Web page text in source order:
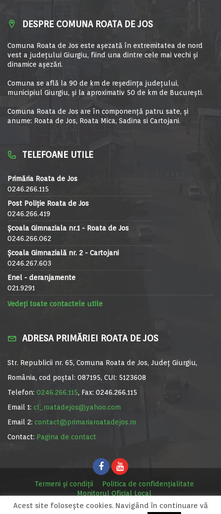
DESPRE COMUNA ROATA DE JOS
Comuna Roata de Jos este aşezată în extremitatea de nord
vest a judeţului Giurgiu, fiind una dintre cele mai vechi şi
dinamice aşezări.
Comuna se află la 90 de km de reşedinţa judeţului,
municipiul Giurgiu, şi la aproximativ 50 de km de Bucureşti.
Comuna Roata de Jos are în componență patru sate, și
anume: Roata de Jos, Roata Mica, Sadina si Cartojani.
TELEFOANE UTILE
Primăria Roata de Jos
0246.266.115
Post Poliție Roata de Jos
0246.266.419
Școala Gimnaziala nr.1 - Roata de Jos
0246.266.062
Școala Gimnazială nr. 2 - Cartojani
0246.267.603
Enel - deranjamente
021.9291
Vedeți toate contactele utile
ADRESA PRIMĂRIEI ROATA DE JOS
Str. Republicii nr. 65, Comuna Roata de Jos, Județ Giurgiu,
România, cod poștal: 087195, CUI: 5123608
Telefon: 0246.266.115, Fax: 0246.266.115
Email 1: cl_roatadejos@yahoo.com
Email 2: contact@primariaroatadejos.ro
Contact: Pagina de contact
Termeni și condiții
Politica de confidențialitate
Monitorul Oficial Local
© Primăria Roata de Jos, 2020. Site realizat de MediaDigi.ro
Acest site foloseşte cookies. Navigând în continuare vă